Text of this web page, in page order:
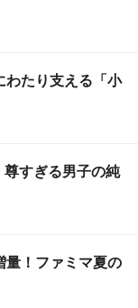
わたり支える「小
すぎる男子の純
量！ファミマ夏の